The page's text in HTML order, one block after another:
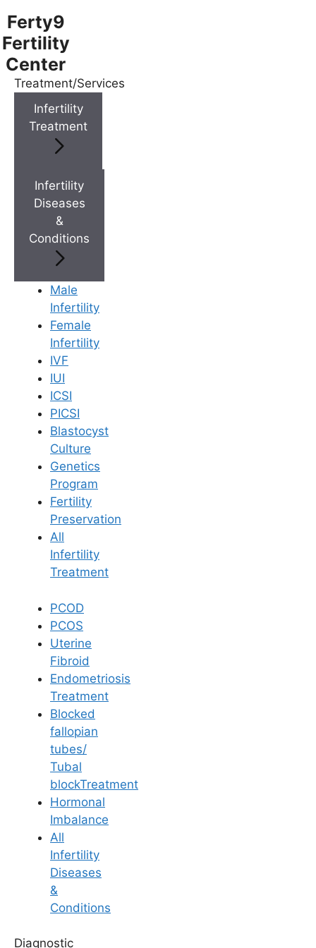
Ferty9
Fertility
Center
Treatment/Services
Infertility
Treatment
Infertility
Diseases
&
Conditions
Male
Infertility
Female
Infertility
IVF
IUI
ICSI
PICSI
Blastocyst
Culture
Genetics
Program
Fertility
Preservation
All
Infertility
Treatment
PCOD
PCOS
Uterine
Fibroid
Endometriosis
Treatment
Blocked
fallopian
tubes/
Tubal
blockTreatment
Hormonal
Imbalance
All
Infertility
Diseases
&
Conditions
Diagnostic
Menu
Menu
Doctor Near You
Location
Book Now
Book Appointment
WhatsApp
WhatsApp
Blog /Endometrium Thickness In Pregnancy Symptoms Treatment In
గర్భధారణలో
ఎండోమెట్రియల్ మందం:
లక్షణాలు, సమస్యలు
మరియు చికిత్స